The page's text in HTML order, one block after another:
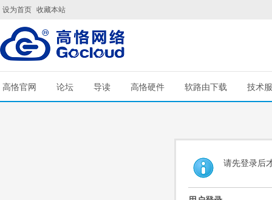
设为首页 收藏本站
高恪官网 论坛 导读 高恪硬件 软路由下载 技术
请先登录后